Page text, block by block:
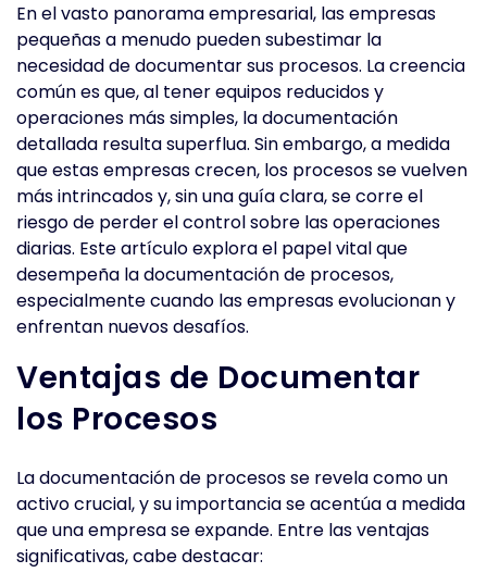
En el vasto panorama empresarial, las empresas
pequeñas a menudo pueden subestimar la
necesidad de documentar sus procesos. La creencia
común es que, al tener equipos reducidos y
operaciones más simples, la documentación
detallada resulta superflua. Sin embargo, a medida
que estas empresas crecen, los procesos se vuelven
más intrincados y, sin una guía clara, se corre el
riesgo de perder el control sobre las operaciones
diarias. Este artículo explora el papel vital que
desempeña la documentación de procesos,
especialmente cuando las empresas evolucionan y
enfrentan nuevos desafíos.
Ventajas de Documentar
los Procesos
La documentación de procesos se revela como un
activo crucial, y su importancia se acentúa a medida
que una empresa se expande. Entre las ventajas
significativas, cabe destacar: